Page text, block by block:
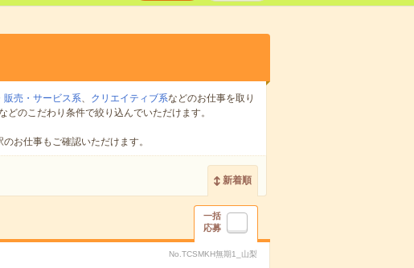
販売・サービス系、 クリエイティブ系などのお仕事を取り
どのこだわり条件で絞り込んでいただけます。
お仕事もご確認いただけます。
新着順
一括
応募
No.TCSMKH無期1_山梨